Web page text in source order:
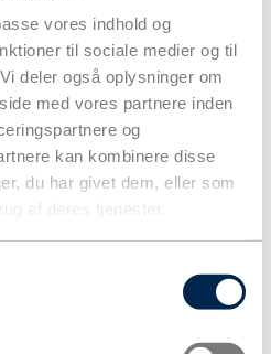
vores indhold og
til sociale medier og til
deler også oplysninger om
med vores partnere inden
og
kan kombinere disse
du har givet dem, eller som
af deres tjenester.